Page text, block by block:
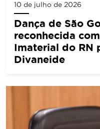
10 de julho de 2026
Dança de São
reconhecida
Imaterial do RN
Divaneide